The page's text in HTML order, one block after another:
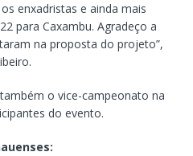
enxadristas e ainda mais
para Caxambu. Agradeço a
na proposta do projeto”,
o vice-campeonato na
do evento.